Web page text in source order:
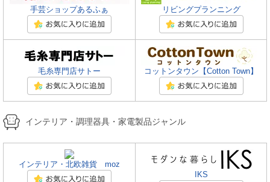
手芸ショップあるふぁ リビングプランニング
毛糸専門店サトー コットンタウン【Cotton Town】
インテリア・調理器具・家電製品ジャンル
インテリア・北欧雑貨 moz
IKS